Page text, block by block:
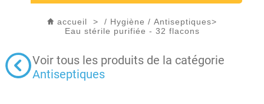
accueil > / Hygiène /Antiseptiques>
Eau stérile purifiée - 32 flacons
Voir tous les produits de la catégorie
Antiseptiques